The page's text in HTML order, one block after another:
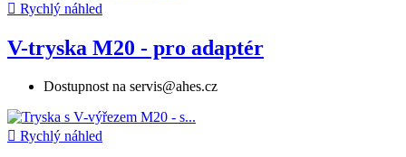
 Rychlý náhled
V-tryska M20 - pro adaptér
Dostupnost na servis@ahes.cz
 Rychlý náhled